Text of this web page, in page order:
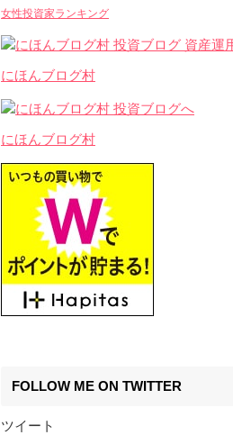
女性投資家ランキング
にほんブログ村
にほんブログ村
FOLLOW ME ON TWITTER
ツイート